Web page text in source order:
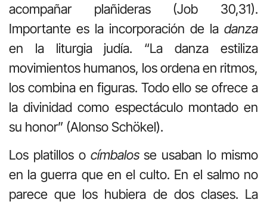
acompañar plañideras (Job 30,31).
Importante es la incorporación de la danza
en la liturgia judía. “La danza estiliza
movimientos humanos, los ordena en ritmos,
los combina en figuras. Todo ello se ofrece a
la divinidad como espectáculo montado en
su honor” (Alonso Schökel).
Los platillos o címbalosse usaban lo mismo
en la guerra que en el culto. En el salmo no
parece que los hubiera de dos clases. La